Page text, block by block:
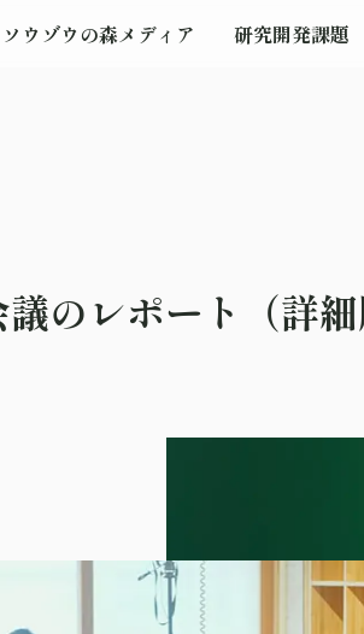
ソウゾウの森メディア 研究開発課題
のレポート（詳